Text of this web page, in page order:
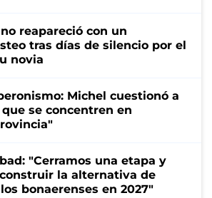
reapareció con un
tras días de silencio por el
novia
Michel cuestionó a
se concentren en
"Cerramos una etapa y
la alternativa de
bonaerenses en 2027"